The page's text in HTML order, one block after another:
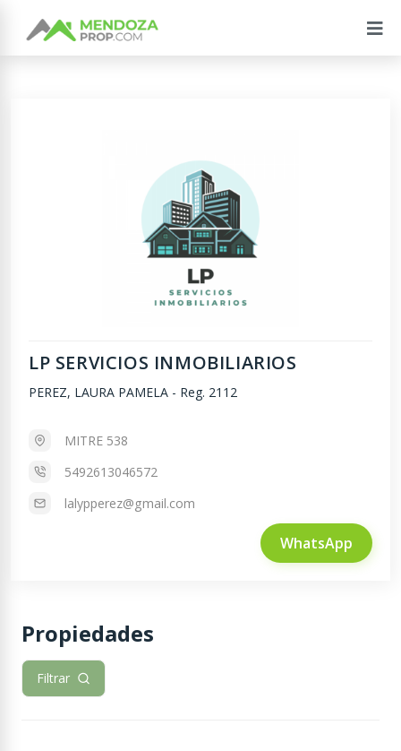
LP SERVICIOS INMOBILIARIOS
PEREZ, LAURA PAMELA - Reg. 2112
MITRE 538
5492613046572
lalypperez@gmail.com
WhatsApp
Propiedades
Filtrar